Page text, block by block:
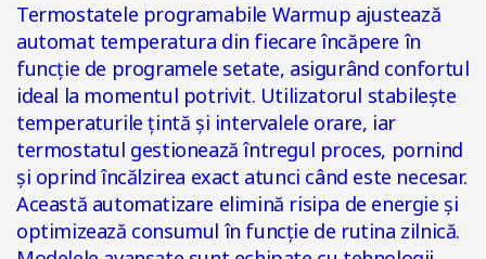
Termostatele programabile Warmup ajustează
automat temperatura din fiecare încăpere în
funcție de programele setate, asigurând confortul
ideal la momentul potrivit. Utilizatorul stabilește
temperaturile țintă și intervalele orare, iar
termostatul gestionează întregul proces, pornind
și oprind încălzirea exact atunci când este necesar.
Această automatizare elimină risipa de energie și
optimizează consumul în funcție de rutina zilnică.